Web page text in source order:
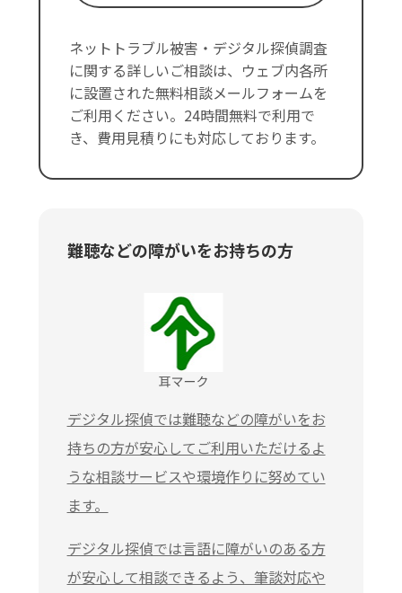
ネットトラブル被害・デジタル探偵調査
に関する詳しいご相談は、ウェブ内各所
に設置された無料相談メールフォームを
ご利用ください。24時間無料で利用で
き、費用見積りにも対応しております。
難聴などの障がいをお持ちの方
デジタル探偵では難聴などの障がいをお
持ちの方が安心してご利用いただけるよ
うな相談サービスや環境作りに努めてい
ます。
デジタル探偵では言語に障がいのある方
が安心して相談できるよう、筆談対応や